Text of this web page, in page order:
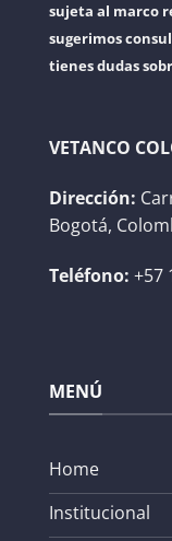
sujeta al marco
sugerimos
tienes dudas
VETANCO
Dirección:
Bogotá,
Teléfono: +57
MENÚ
Home
Institucional